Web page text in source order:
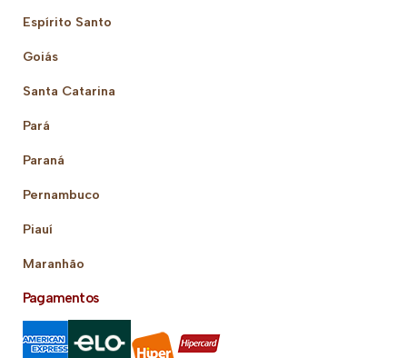
Espírito Santo
Goiás
Santa Catarina
Pará
Paraná
Pernambuco
Piauí
Maranhão
Pagamentos